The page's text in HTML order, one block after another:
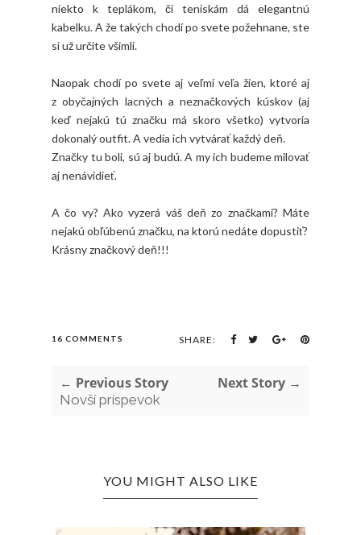
niekto k teplákom, či teniskám dá elegantnú
kabelku. A že takých chodí po svete požehnane, ste
si už určite všimli.
Naopak chodí po svete aj veľmi veľa žien, ktoré aj
z obyčajných lacných a neznačkových kúskov (aj
keď nejakú tú značku má skoro všetko) vytvoria
dokonalý outfit. A vedia ich vytvárať každý deň.
Značky tu boli, sú aj budú. A my ich budeme milovať
aj nenávidieť.
A čo vy? Ako vyzerá váš deň zo značkami? Máte
nejakú obľúbenú značku, na ktorú nedáte dopustiť?
Krásny značkový deň!!!
16 COMMENTS SHARE:
← Previous Story
Novší príspevok
Next Story →
YOU MIGHT ALSO LIKE